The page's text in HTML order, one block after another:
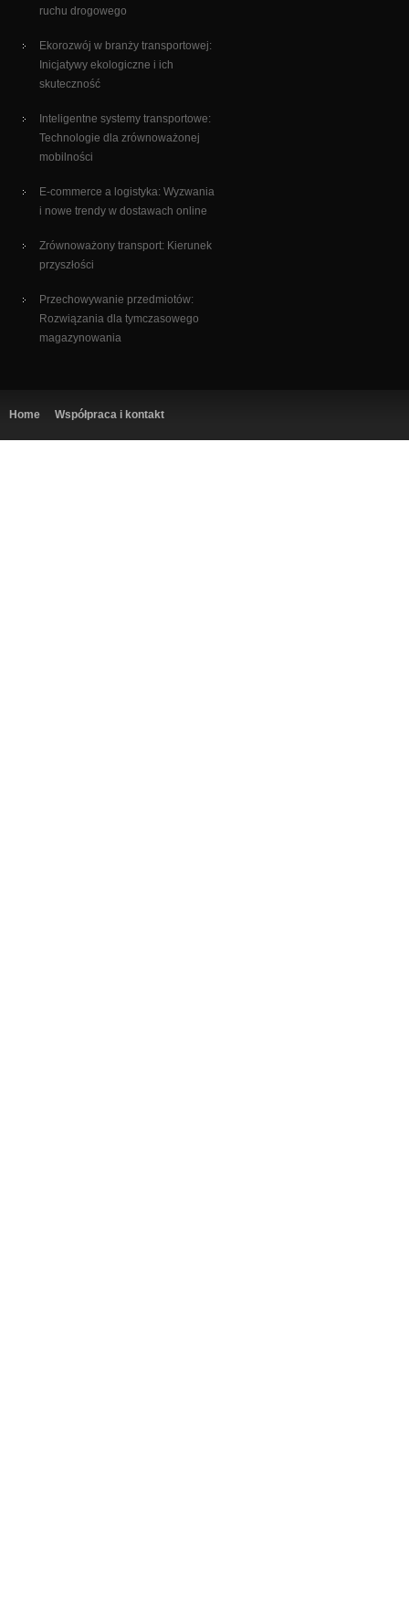
ruchu drogowego
Ekorozwój w branży transportowej:
Inicjatywy ekologiczne i ich
skuteczność
Inteligentne systemy transportowe:
Technologie dla zrównoważonej
mobilności
E-commerce a logistyka: Wyzwania
i nowe trendy w dostawach online
Zrównoważony transport: Kierunek
przyszłości
Przechowywanie przedmiotów:
Rozwiązania dla tymczasowego
magazynowania
Home Współpraca i kontakt